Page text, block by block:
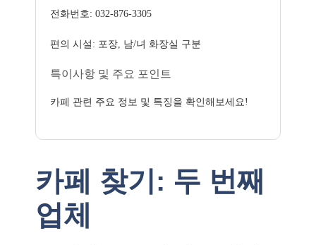
전화번호: 032-876-3305
편의 시설: 포장, 남/녀 화장실 구분
특이사항 및 주요 포인트
카페 관련 주요 정보 및 특징을 확인해보세요!
카페 찾기: 두 번째
업체